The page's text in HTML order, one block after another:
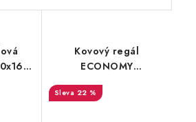
Kovový regál
ECONOMY
lakovaný černý
22 %